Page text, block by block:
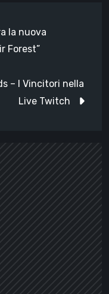
la nuova
Forest”
– I Vincitori nella
Live Twitch